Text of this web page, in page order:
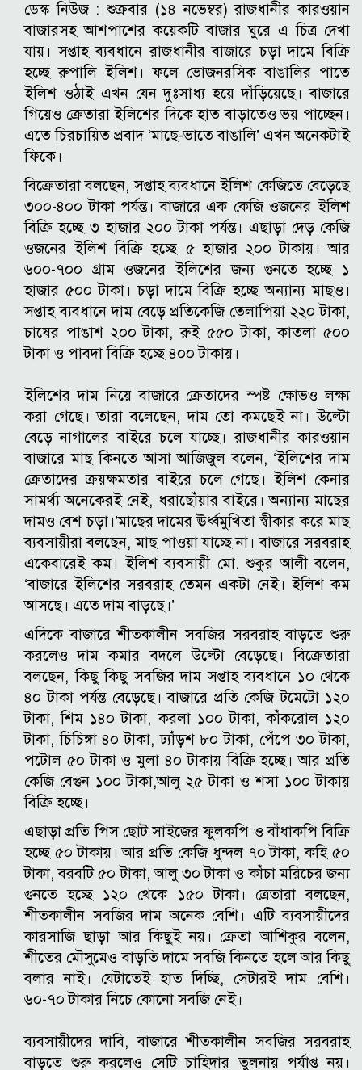
ডেস্ক নিউজ :শুক্রবার (১৪ নভেম্বর) রাজধানীর কারওয়ান
বাজারসহ আশপাশের কয়েকটি বাজার ঘুরে এ চিত্র দেখা
যায়।সপ্তাহ ব্যবধানে রাজধানীর বাজারে চড়া দামে বিক্রি
হচ্ছে রুপালি ইলিশ। ফলে ভোজনরসিক বাঙালির পাতে
ইলিশ ওঠাই এখন যেন দুঃসাধ্য হয়ে দাঁড়িয়েছে। বাজারে
গিয়েও ক্রেতারা ইলিশের দিকে হাত বাড়াতেও ভয় পাচ্ছেন।
এতে চিরচায়িত প্রবাদ ‘মাছে-ভাতে বাঙালি’ এখন অনেকটাই
ফিকে।
বিক্রেতারা বলছেন, সপ্তাহ ব্যবধানে ইলিশ কেজিতে বেড়েছে
৩০০-৪০০ টাকা পর্যন্ত। বাজারে এক কেজি ওজনের ইলিশ
বিক্রি হচ্ছে ৩ হাজার ২০০ টাকা পর্যন্ত। এছাড়া দেড় কেজি
ওজনের ইলিশ বিক্রি হচ্ছে ৫ হাজার ২০০ টাকায়। আর
৬০০-৭০০ গ্রাম ওজনের ইলিশের জন্য গুনতে হচ্ছে ১
হাজার ৫০০ টাকা।চড়া দামে বিক্রি হচ্ছে অন্যান্য মাছও।
সপ্তাহ ব্যবধানে দাম বেড়ে প্রতিকেজি তেলাপিয়া ২২০ টাকা,
চাষের পাঙাশ ২০০ টাকা, রুই ৫৫০ টাকা, কাতলা ৫০০
টাকা ও পাবদা বিক্রি হচ্ছে ৪০০ টাকায়।
ইলিশের দাম নিয়ে বাজারে ক্রেতাদের স্পষ্ট ক্ষোভও লক্ষ্য
করা গেছে। তারা বলেছেন, দাম তো কমছেই না। উল্টো
বেড়ে নাগালের বাইরে চলে যাচ্ছে। রাজধানীর কারওয়ান
বাজারে মাছ কিনতে আসা আজিজুল বলেন, ‘ইলিশের দাম
ক্রেতাদের ক্রয়ক্ষমতার বাইরে চলে গেছে। ইলিশ কেনার
সামর্থ্য অনেকেরই নেই, ধরাছোঁয়ার বাইরে। অন্যান্য মাছের
দামও বেশ চড়া।’মাছের দামের ঊর্ধ্বমুখিতা স্বীকার করে মাছ
ব্যবসায়ীরা বলছেন, মাছ পাওয়া যাচ্ছে না। বাজারে সরবরাহ
একেবারেই কম। ইলিশ ব্যবসায়ী মো. শুকুর আলী বলেন,
‘বাজারে ইলিশের সরবরাহ তেমন একটা নেই। ইলিশ কম
আসছে। এতে দাম বাড়ছে।’
এদিকে বাজারে শীতকালীন সবজির সরবরাহ বাড়তে শুরু
করলেও দাম কমার বদলে উল্টো বেড়েছে। বিক্রেতারা
বলছেন, কিছু কিছু সবজির দাম সপ্তাহ ব্যবধানে ১০ থেকে
৪০ টাকা পর্যন্ত বেড়েছে। বাজারে প্রতি কেজি টমেটো ১২০
টাকা, শিম ১৪০ টাকা, করলা ১০০ টাকা, কাঁকরোল ১২০
টাকা, চিচিঙ্গা ৪০ টাকা, ঢ্যাঁড়শ ৮০ টাকা, পেঁপে ৩০ টাকা,
পটোল ৫০ টাকা ও মুলা ৪০ টাকায় বিক্রি হচ্ছে। আর প্রতি
কেজি বেগুন ১০০ টাকা,আলু ২৫ টাকা ও শসা ১০০ টাকায়
বিক্রি হচ্ছে।
এছাড়া প্রতি পিস ছোট সাইজের ফুলকপি ও বাঁধাকপি বিক্রি
হচ্ছে ৫০ টাকায়। আর প্রতি কেজি ধুন্দল ৭০ টাকা, কহি ৫০
টাকা, বরবটি ৫০ টাকা, আলু ৩০ টাকা ও কাঁচা মরিচের জন্য
গুনতে হচ্ছে ১২০ থেকে ১৫০ টাকা। ত্রেতারা বলছেন,
শীতকালীন সবজির দাম অনেক বেশি। এটি ব্যবসায়ীদের
কারসাজি ছাড়া আর কিছুই নয়। ক্রেতা আশিকুর বলেন,
শীতের মৌসুমেও বাড়তি দামে সবজি কিনতে হলে আর কিছু
বলার নাই। যেটাতেই হাত দিচ্ছি, সেটারই দাম বেশি।
৬০-৭০ টাকার নিচে কোনো সবজি নেই।
ব্যবসায়ীদের দাবি, বাজারে শীতকালীন সবজির সরবরাহ
বাড়তে শুরু করলেও সেটি চাহিদার তুলনায় পর্যাপ্ত নয়।